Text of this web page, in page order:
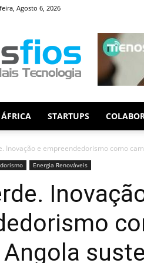
Agosto 6, 2026
ÁFRICA STARTUPS
Inovação e empreendedorismo como
Energia Renováveis